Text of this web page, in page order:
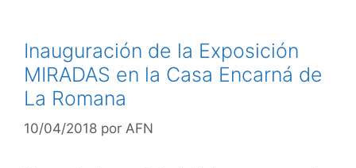
Inauguración de la Exposición
MIRADAS en la Casa Encarná de
La Romana
10/04/2018 por AFN